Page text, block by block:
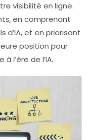
visibilité en ligne.
en comprenant
d’IA, et en priorisant
position pour
l’ère de l’IA.